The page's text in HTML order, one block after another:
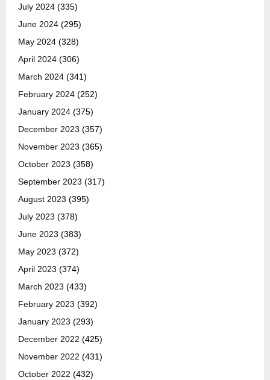
July 2024 (335)
June 2024 (295)
May 2024 (328)
April 2024 (306)
March 2024 (341)
February 2024 (252)
January 2024 (375)
December 2023 (357)
November 2023 (365)
October 2023 (358)
September 2023 (317)
August 2023 (395)
July 2023 (378)
June 2023 (383)
May 2023 (372)
April 2023 (374)
March 2023 (433)
February 2023 (392)
January 2023 (293)
December 2022 (425)
November 2022 (431)
October 2022 (432)